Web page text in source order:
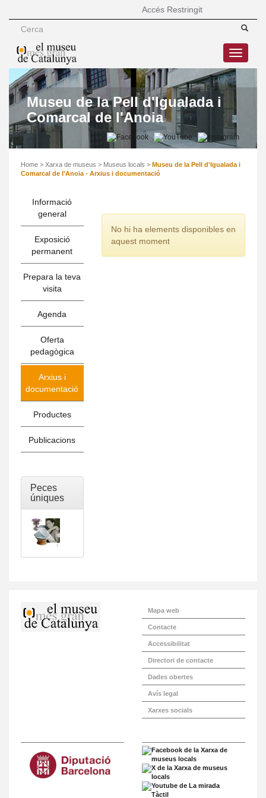
Accés Restringit
Toggle
Museu de la Pell d'Igualada i
Comarcal de l'Anoia
Home > Xarxa de museus > Museus locals > Museu de la Pell d'Igualada i
Comarcal de l'Anoia - Arxius i documentació
Informació
general
Exposició
permanent
Prepara la teva
visita
Agenda
Oferta
pedagògica
Arxius i
documentació
Productes
Publicacions
Peces
úniques
No hi ha elements disponibles en
aquest moment
Mapa web
Contacte
Accessibilitat
Directori de contacte
Dades obertes
Avís legal
Xarxes socials